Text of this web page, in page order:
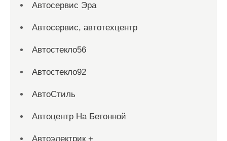
Автосервис Эра
Автосервис, автотехцентр
Автостекло56
Автостекло92
АвтоСтиль
Автоцентр На Бетонной
Автоэлектрик +